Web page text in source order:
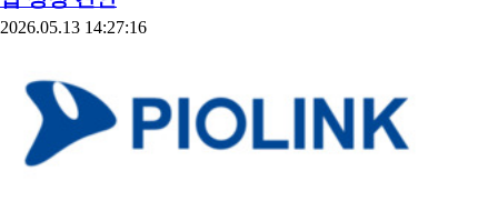
2026.05.13 14:27:16